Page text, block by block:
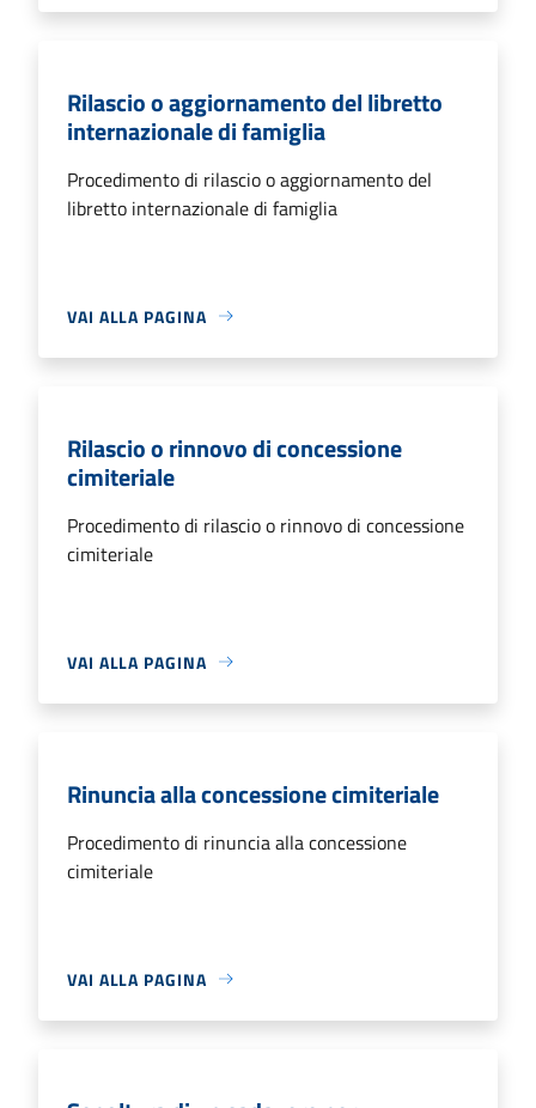
Rilascio o aggiornamento del libretto
internazionale di famiglia
Procedimento di rilascio o aggiornamento del
libretto internazionale di famiglia
VAI ALLA PAGINA
Rilascio o rinnovo di concessione
cimiteriale
Procedimento di rilascio o rinnovo di concessione
cimiteriale
VAI ALLA PAGINA
Rinuncia alla concessione cimiteriale
Procedimento di rinuncia alla concessione
cimiteriale
VAI ALLA PAGINA